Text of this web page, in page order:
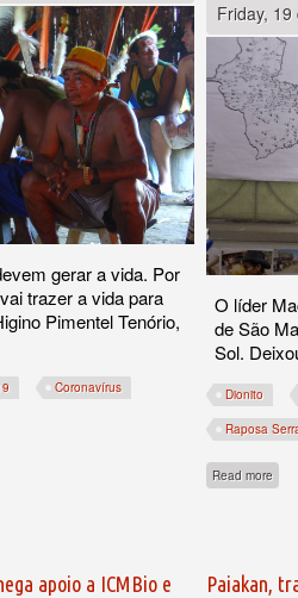
gerar a vida. Por
trazer a vida para
Pimentel Tenório,
Coronavírus
Friday,
O líder
de São
Sol.
Dionito
Raposa
Read more
apoio a ICMBio e
Paiakan,